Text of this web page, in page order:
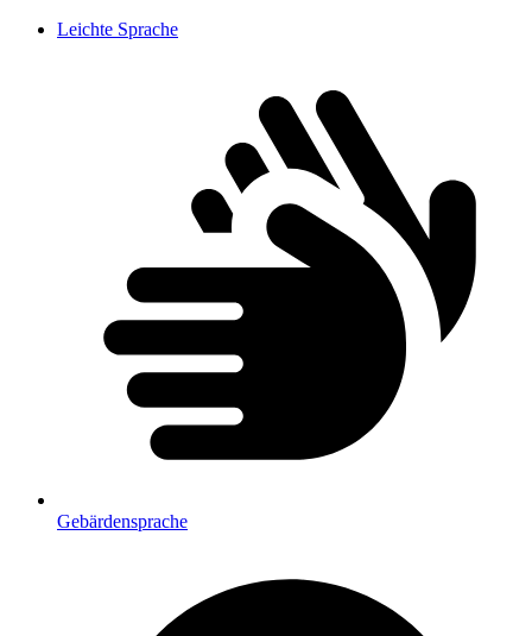
Leichte Sprache
Gebärdensprache